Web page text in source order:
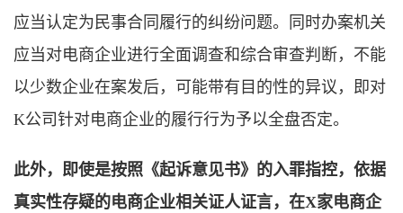
应当认定为民事合同履行的纠纷问题。同时办案机关
应当对电商企业进行全面调查和综合审查判断，不能
以少数企业在案发后，可能带有目的性的异议，即对
K公司针对电商企业的履行行为予以全盘否定。
此外，即使是按照《起诉意见书》的入罪指控，依据
真实性存疑的电商企业相关证人证言，在X家电商企